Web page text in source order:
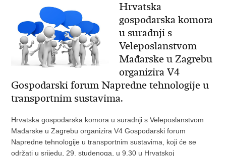
Hrvatska
gospodarska komora
u suradnji s
Veleposlanstvom
Mađarske u Zagrebu
organizira V4
Gospodarski forum Napredne tehnologije u
transportnim sustavima.
Hrvatska gospodarska komora u suradnji s Veleposlanstvom
Mađarske u Zagrebu organizira V4 Gospodarski forum
Napredne tehnologije u transportnim sustavima, koji će se
održati u srijedu, 29. studenoga, u 9.30 u Hrvatskoj